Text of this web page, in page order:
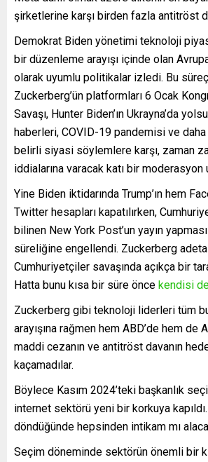
şirketlerine karşı birden fazla antitröst
Demokrat Biden yönetimi teknoloji
bir düzenleme arayışı içinde olan
olarak uyumlu politikalar izledi. Bu
Zuckerberg’ün platformları 6 Ocak
Savaşı, Hunter Biden’ın Ukrayna’da
haberleri, COVID-19 pandemisi ve
belirli siyasi söylemlere karşı, zaman
iddialarına varacak katı bir moderasyon
Yine Biden iktidarında Trump’ın hem
Twitter hesapları kapatılırken,
bilinen New York Post’un yayın
süreliğine engellendi. Zuckerberg
Cumhuriyetçiler savaşında açıkça bir
Hatta bunu kısa bir süre önce kendisi
Zuckerberg gibi teknoloji liderleri tüm
arayışına rağmen hem ABD’de hem de
maddi cezanın ve antitröst davanın
kaçamadılar.
Böylece Kasım 2024’teki başkanlık
internet sektörü yeni bir korkuya
döndüğünde hepsinden intikam mı
Seçim döneminde sektörün önemli bir